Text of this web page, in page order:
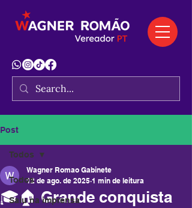
Post
Todos
Saiu na imprensa
Todos
🎓🏠 Grande conquista
Wagner Romao Gabinete
12 de ago. de 2025 1 min de leitura